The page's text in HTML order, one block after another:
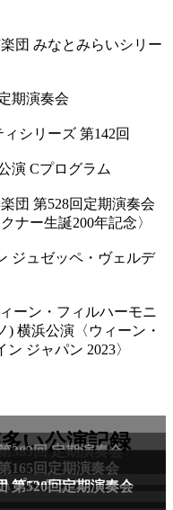
団 みなとみらいシリー
期演奏会
シリーズ 第142回
演 Cプログラム
団 第528回定期演奏会
ナー生誕200年記念〉
ジュゼッペ・ヴェルデ
ーン・フィルハーモニ
) 横浜公演〈ウィーン・
ジャパン 2023〉
い公演記録
383回 定期演奏会
165回定期演奏会
プログラム
第520回定期演奏会